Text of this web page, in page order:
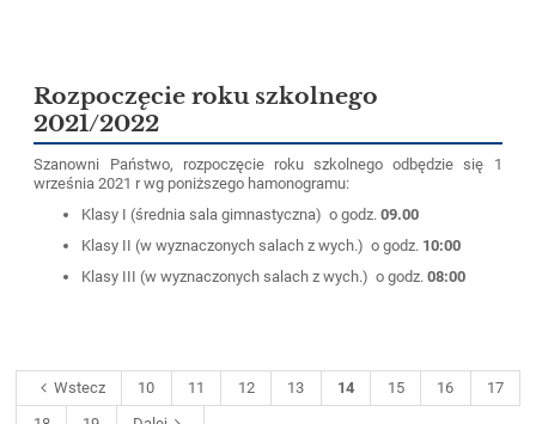
Rozpoczęcie roku szkolnego
2021/2022
Szanowni Państwo, rozpoczęcie roku szkolnego odbędzie się 1
września 2021 r wg poniższego hamonogramu:
Klasy I (średnia sala gimnastyczna) o godz. 09.00
Klasy II (w wyznaczonych salach z wych.) o godz. 10:00
Klasy III (w wyznaczonych salach z wych.) o godz.08:00
Wstecz 10 11 12 13 14 15 16
17